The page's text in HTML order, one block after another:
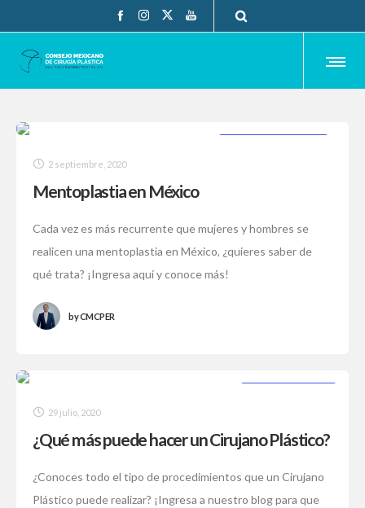
2 septiembre, 2020
Mentoplastia en México
Cada vez es más recurrente que mujeres y hombres se
realicen una mentoplastia en México, ¿quieres saber de
qué trata? ¡Ingresa aquí y conoce más!
byCMCPER
29 julio, 2020
¿Qué más puede hacer un Cirujano Plástico?
¿Conoces todo el tipo de procedimientos que un Cirujano
Plástico puede realizar? ¡Ingresa a nuestro blog para que